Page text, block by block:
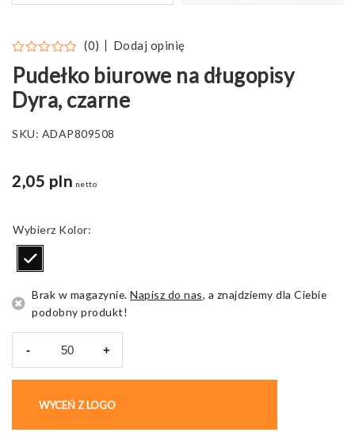
(0) Dodaj opinię
Pudełko biurowe na długopisy
Dyra, czarne
SKU: ADAP809508
2,05 pln netto
Kolor
Brak w magazynie. Napisz do nas, a znajdziemy dla Ciebie
podobny produkt!
-
długopisy
+
WYCEŃ Z LOGO